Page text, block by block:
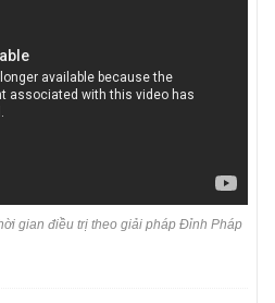
gian điều trị theo giải pháp Đỉnh Pháp